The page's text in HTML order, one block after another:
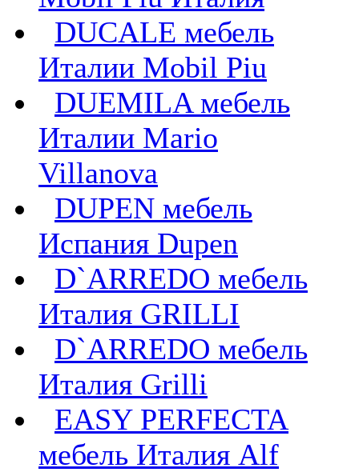
DUCALE мебель
Италии Mobil Piu
DUEMILA мебель
Италии Mario
Villanova
DUPEN мебель
Испания Dupen
D`ARREDO мебель
Италия GRILLI
D`ARREDO мебель
Италия Grilli
EASY PERFECTA
мебель Италия Alf